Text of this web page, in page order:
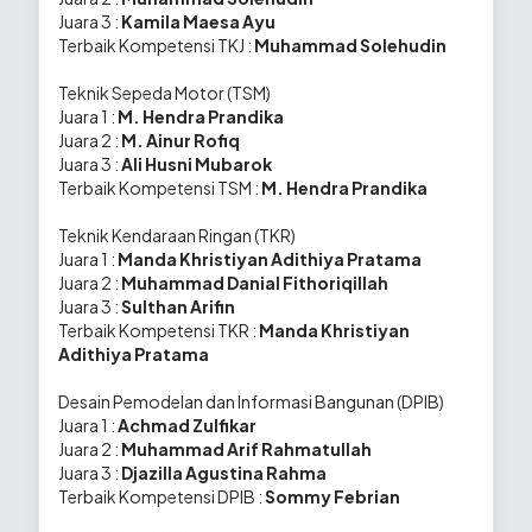
jiwa kewirausahaan.
Menyiapkan siswa
berperan di masyarakat.
KOMPETENSI KEAHLIAN
Desain Pemodelan dan
Informasi Bangunan (DPIB)
Teknik Kendaraan Ringan
(TKR)
Teknik Komputer dan
Jaringan (TKJ)
Bisnis Digital (BD)
Desain Komunikasi Visual
Juara 3 : Kamila Maesa Ayu
Terbaik Kompetensi TKJ : Muhammad Solehudin
Teknik Sepeda Motor (TSM)
Juara 1 : M. Hendra Prandika
Juara 2 : M. Ainur Rofiq
Juara 3 :Ali Husni Mubarok
Terbaik Kompetensi TSM : M. Hendra Prandika
Teknik Kendaraan Ringan (TKR)
Juara 1 : Manda Khristiyan Adithiya Pratama
Juara 2 : Muhammad Danial Fithoriqillah
Juara 3 :Sulthan Arifin
Terbaik Kompetensi TKR : Manda Khristiyan
Adithiya Pratama
Desain Pemodelan dan Informasi Bangunan (DPIB)
Juara 1 :Achmad Zulfikar
Juara 2 : Muhammad Arif Rahmatullah
Juara 3 : Djazilla Agustina Rahma
Terbaik Kompetensi DPIB :Sommy Febrian